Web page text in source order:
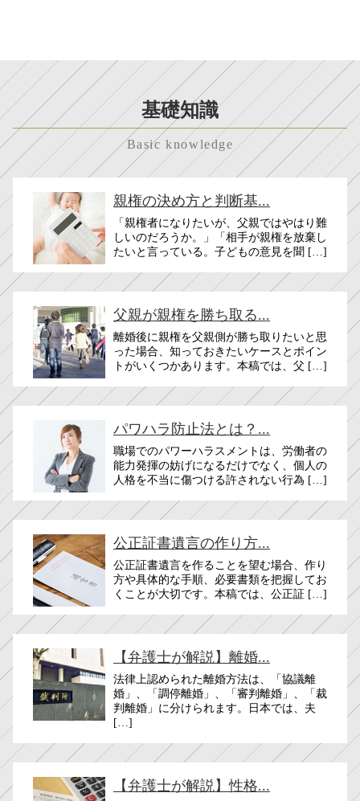
基礎知識
Basic knowledge
親権の決め方と判断基...
「親権者になりたいが、父親ではやはり難
しいのだろうか。」「相手が親権を放棄し
たいと言っている。子どもの意見を聞 […]
父親が親権を勝ち取る...
離婚後に親権を父親側が勝ち取りたいと思
った場合、知っておきたいケースとポイン
トがいくつかあります。本稿では、父 […]
パワハラ防止法とは？...
職場でのパワーハラスメントは、労働者の
能力発揮の妨げになるだけでなく、個人の
人格を不当に傷つける許されない行為 […]
公正証書遺言の作り方...
公正証書遺言を作ることを望む場合、作り
方や具体的な手順、必要書類を把握してお
くことが大切です。本稿では、公正証 […]
【弁護士が解説】離婚...
法律上認められた離婚方法は、「協議離
婚」、「調停離婚」、「審判離婚」、「裁
判離婚」に分けられます。日本では、夫
[…]
【弁護士が解説】性格...